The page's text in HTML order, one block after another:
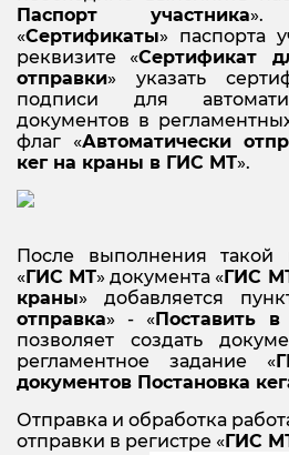
Паспорт участника».
«Сертификаты» паспорта
реквизите «Сертификат
отправки» указать
подписи для
документов в
флаг «Автоматически
кег на краны в ГИС МТ».
После выполнения
« ГИС МТ» документа « ГИС
краны» добавляется
отправка» - « Поставить
позволяет создать
регламентное задание «
документов Постановка
Отправка и обработка
отправки в регистре « ГИС